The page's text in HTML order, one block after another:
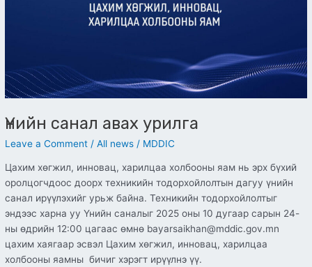
Үнийн санал авах урилга
Leave a Comment /All news / MDDIC
Цахим хөгжил, инновац, харилцаа холбооны яам нь эрх бүхий
оролцогчдоос доорх техникийн тодорхойлолтын дагуу үнийн
санал ирүүлэхийг урьж байна. Техникийн тодорхойлолтыг
эндээс харна уу Үнийн саналыг 2025 оны 10 дугаар сарын 24-
ны өдрийн 12:00 цагаас өмнө bayarsaikhan@mddic.gov.mn
цахим хаягаар эсвэл Цахим хөгжил, инновац, харилцаа
холбооны яамны бичиг хэрэгт ирүүлнэ үү.